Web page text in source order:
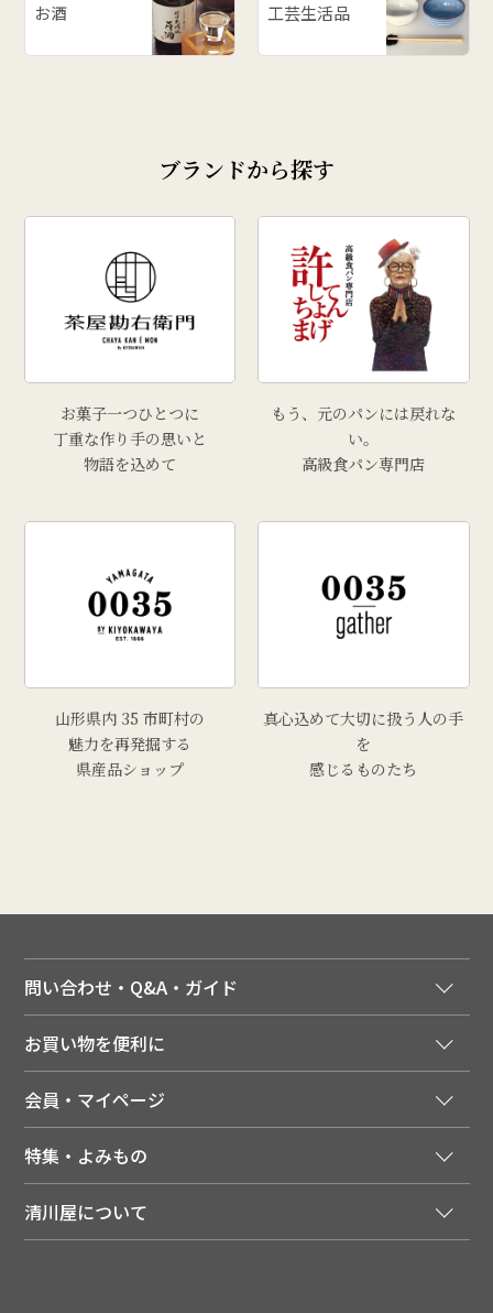
お酒 工芸生活品
ブランドから探す
お菓子一つひとつに
丁重な作り手の思いと
物語を込めて
もう、元のパンには戻れな
い。
高級食パン専門店
山形県内 35 市町村の
魅力を再発掘する
県産品ショップ
真心込めて大切に扱う人の手
を
感じるものたち
問い合わせ・Q&A・ガイド
ご利用ガイド
領収書について
送料について
配達日について
返品について
お買い物を便利に
季節のカタログを無料でお届け
店舗・ECポイント共通アプリ
LINEお友だち登録
会員・マイページ
会員特典について
注文履歴
特集・よみもの
メディア掲載商品
清川屋について